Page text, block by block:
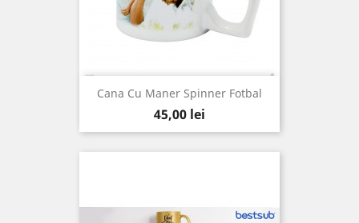
Cana Cu Maner Spinner Fotbal
Pret
45,00 lei